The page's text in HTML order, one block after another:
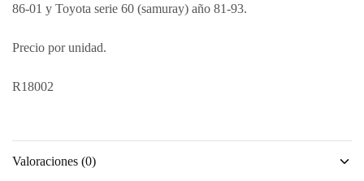
86-01 y Toyota serie 60 (samuray) año 81-93.
Precio por unidad.
R18002
Valoraciones (0)